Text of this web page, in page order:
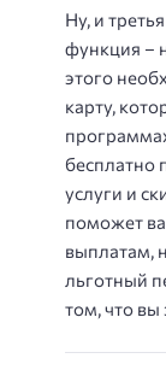
Ну, и
функция –
этого
карту,
бесплатно
услуги и
поможет
выплатам,
льготный
том, что вы